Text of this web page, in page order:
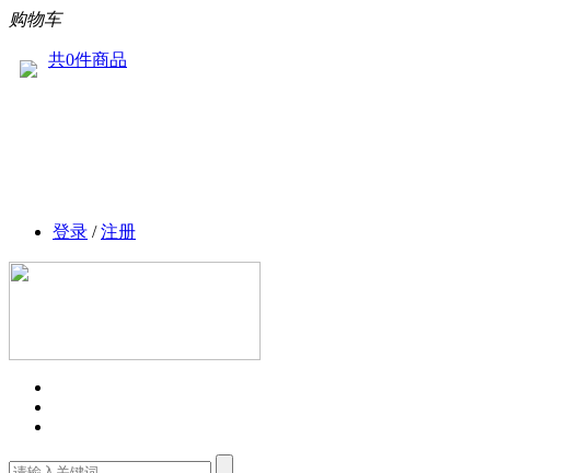
购物车
共0件商品
登录 /注册